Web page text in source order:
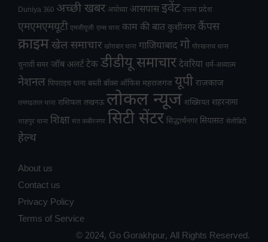
Duniya 360 अच्छी खबर अयोध्या आसपास इवेंट उत्तम प्रदेश
एमएमएमयूटी एमजीयूजी एम्स थाना काम की बात कुशीनगर कैंपस
क्राइमखेल समाचार खोराबार थाना गाजियाबादगो गोरखनाथ थाना
चुनावी समर जॉब अलर्ट टेक डीडीयू समाचार देवरिया धर्म-अध्यात्म
नेशनल पिपराइच थाना बस्ती बॉक्स ऑफिस महराजगंज यूपी राजकाज
रामगढ़ताल थाना राशिफल लखनऊ लोकल न्यूज शख्सियत शहरनामा
शाहपुर थाना शिक्षा संत कबीरनगर सिटी सेंटर सिद्धार्थनगर सियासत सेलीब्रिटी
हेल्थ
About us
Contact us
Privacy Policy
Terms of Service
© 2024, Go Gorakhpur, All Rights Reserved.